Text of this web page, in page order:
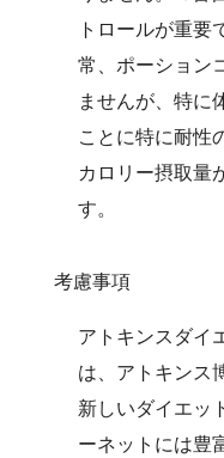
トロールが重要
常、ポーション
ませんが、特に
ことに特に耐性
カロリー摂取量
す。
考慮事項
アトキンスダイ
は、アトキンス
新しいダイエッ
ーネットには豊